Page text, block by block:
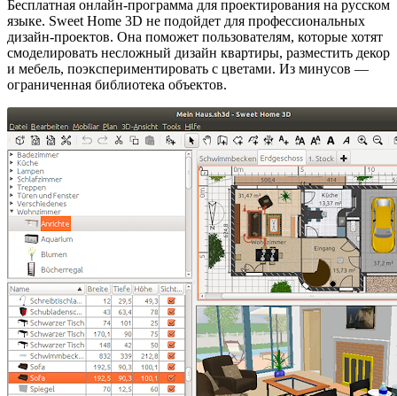
Бесплатная онлайн-программа для проектирования на русском
языке. Sweet Home 3D не подойдет для профессиональных
дизайн-проектов. Она поможет пользователям, которые хотят
смоделировать несложный дизайн квартиры, разместить декор
и мебель, поэкспериментировать с цветами. Из минусов —
ограниченная библиотека объектов.